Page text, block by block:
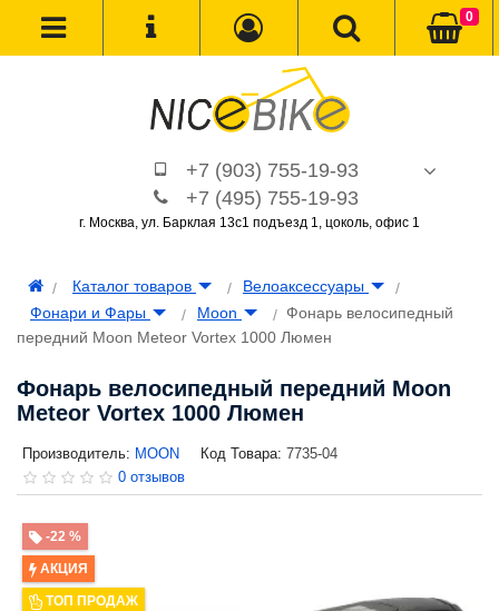
+7 (903) 755-19-93
+7 (495) 755-19-93
г. Москва, ул. Барклая 13с1 подъезд 1, цоколь, офис 1
0
Каталог товаров
Велоаксессуары
Фонари и Фары
Moon
Фонарь велосипедный
передний Moon Meteor Vortex 1000 Люмен
Фонарь велосипедный передний Moon
Meteor Vortex 1000 Люмен
Производитель: MOON Код Товара: 7735-04
0 отзывов
-22 %
АКЦИЯ
ТОП ПРОДАЖ